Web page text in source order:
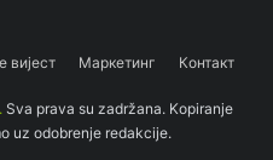
вијест Маркетинг Контакт
Sva prava su zadržana. Kopiranje
uz odobrenje redakcije.